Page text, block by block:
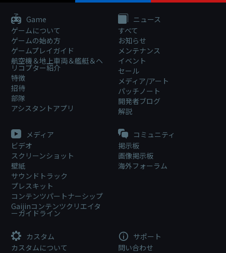
Game
ゲームについて
ゲームの始め方
ゲームプレイガイド
航空機＆地上車両＆艦艇＆ヘ
リコプター紹介
特徴
招待
部隊
アシスタントアプリ
ニュース
すべて
お知らせ
メンテナンス
イベント
セール
メディア/アート
パッチノート
開発者ブログ
解説
メディア
ビデオ
スクリーンショット
壁紙
サウンドトラック
プレスキット
コンテンツパートナーシップ
Gaijinコンテンツクリエイタ
ーガイドライン
コミュニティ
掲示板
画像掲示板
海外フォーラム
カスタム
カスタムについて
サポート
問い合わせ